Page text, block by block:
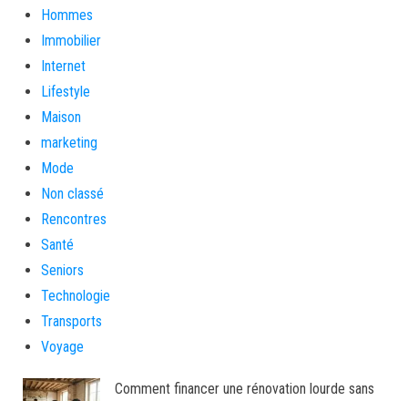
Hommes
Immobilier
Internet
Lifestyle
Maison
marketing
Mode
Non classé
Rencontres
Santé
Seniors
Technologie
Transports
Voyage
Comment financer une rénovation lourde sans